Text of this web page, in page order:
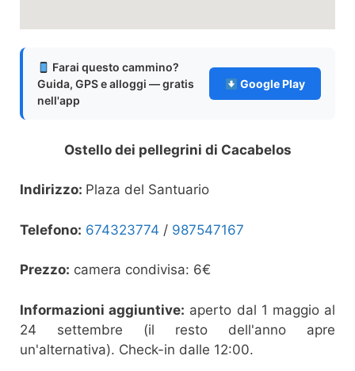
Farai questo cammino?
Guida, GPS e alloggi — gratis
nell'app
Google Play
Ostello dei pellegrini di Cacabelos
Indirizzo: Plaza del Santuario
Telefono: 674323774 / 987547167
Prezzo: camera condivisa: 6€
Informazioni aggiuntive: aperto dal 1 maggio al
24 settembre (il resto dell'anno apre
un'alternativa). Check-in dalle 12:00.